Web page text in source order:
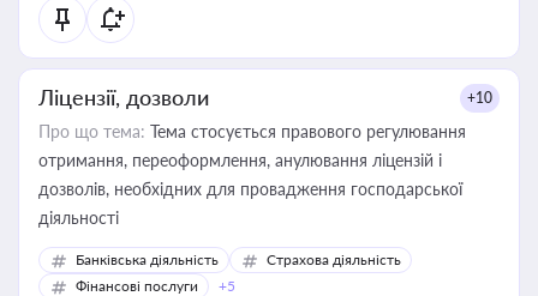
Ліцензії, дозволи +10
Про що тема: Тема стосується правового регулювання
отримання, переоформлення, анулювання ліцензій і
дозволів, необхідних для провадження господарської
діяльності
Банківська діяльність
Страхова діяльність
Фінансові послуги
+5